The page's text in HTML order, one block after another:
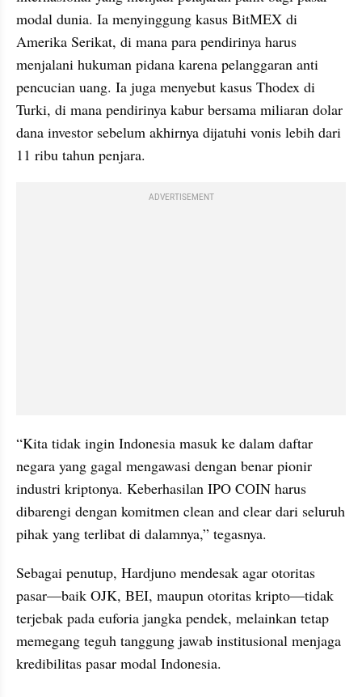
modal dunia. Ia menyinggung kasus BitMEX di
Amerika Serikat, di mana para pendirinya harus
menjalani hukuman pidana karena pelanggaran anti
pencucian uang. Ia juga menyebut kasus Thodex di
Turki, di mana pendirinya kabur bersama miliaran dolar
dana investor sebelum akhirnya dijatuhi vonis lebih dari
11 ribu tahun penjara.
ADVERTISEMENT
“Kita tidak ingin Indonesia masuk ke dalam daftar
negara yang gagal mengawasi dengan benar pionir
industri kriptonya. Keberhasilan IPO COIN harus
dibarengi dengan komitmen clean and clear dari seluruh
pihak yang terlibat di dalamnya,” tegasnya.
Sebagai penutup, Hardjuno mendesak agar otoritas
pasar—baik OJK, BEI, maupun otoritas kripto—tidak
terjebak pada euforia jangka pendek, melainkan tetap
memegang teguh tanggung jawab institusional menjaga
kredibilitas pasar modal Indonesia.